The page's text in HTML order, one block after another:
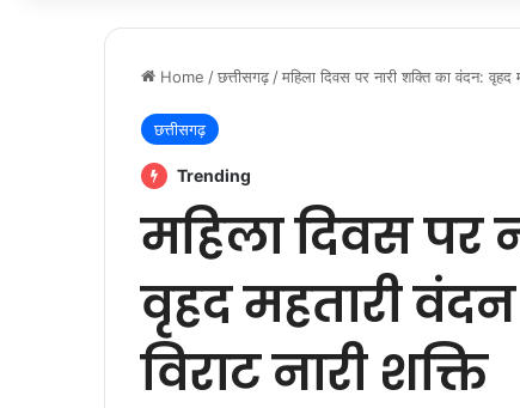
Home /छत्तीसगढ़ /महिला दिवस पर नारी शक्ति का वंदन: वृहद
छत्तीसगढ़
Trending
महिला दिवस पर
वृहद महतारी
विराट नारी शक्ति